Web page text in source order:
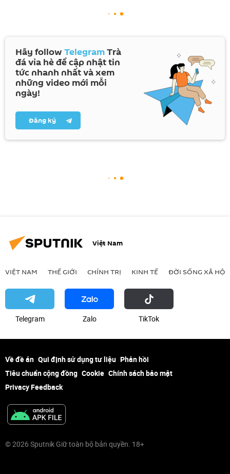
Hãy follow TelegramTrà
đá vỉa hè để cập nhật tin
tức nhanh nhất và xem
những video mới mỗi
ngày!
Đăng ký
Việt Nam
VIỆT NAM THẾ GIỚI CHÍNH TRỊ KINH TẾ ĐỜI SỐNG XÃ HỘI
Telegram Zalo ТikТоk
Về đề án Qui định sử dụng tư liệu Phản hồi
Tiêu chuẩn cộng đồng Cookie Chính sách bảo mật
Privacy Feedback
© 2026 Sputnik Giữ toàn bộ bản quyền. 18+